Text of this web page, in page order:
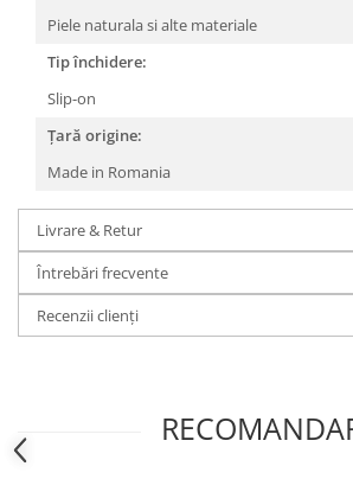
Piele naturala si alte materiale
Tip închidere:
Slip-on
Țară origine:
Made in Romania
Livrare & Retur
Întrebări frecvente
Recenzii clienți